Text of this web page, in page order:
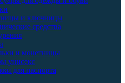
и ключницы
средства
и монетницы
унисекс
для паспорта